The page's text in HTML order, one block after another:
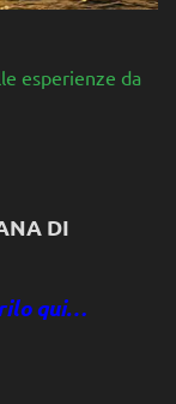
esperienze da
DI
qui…